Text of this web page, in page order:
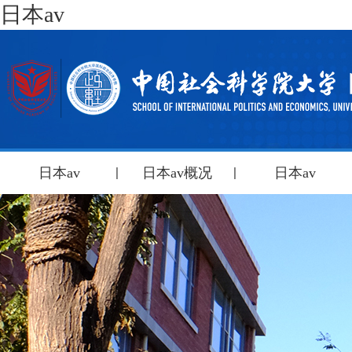
日本av
日本av 日本av概况 日本av